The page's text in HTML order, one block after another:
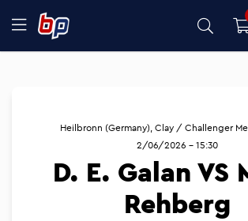
Heilbronn (Germany), Clay / Challenger
2/06/2026 - 15:30
D. E. Galan VS
Rehberg